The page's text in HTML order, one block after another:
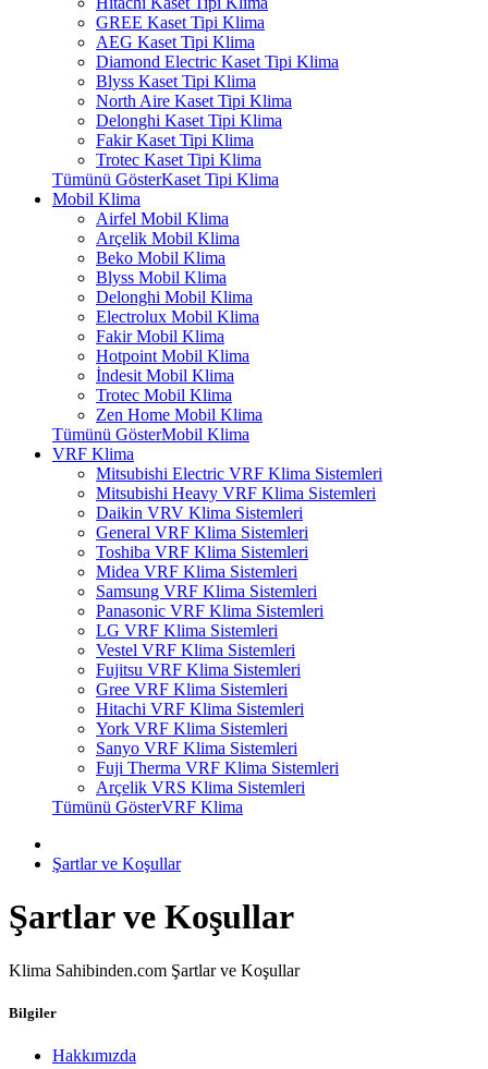
GREE Kaset Tipi Klima
AEG Kaset Tipi Klima
Diamond Electric Kaset Tipi Klima
Blyss Kaset Tipi Klima
North Aire Kaset Tipi Klima
Delonghi Kaset Tipi Klima
Fakir Kaset Tipi Klima
Trotec Kaset Tipi Klima
Tümünü GösterKaset Tipi Klima
Mobil Klima
Airfel Mobil Klima
Arçelik Mobil Klima
Beko Mobil Klima
Blyss Mobil Klima
Delonghi Mobil Klima
Electrolux Mobil Klima
Fakir Mobil Klima
Hotpoint Mobil Klima
İndesit Mobil Klima
Trotec Mobil Klima
Zen Home Mobil Klima
Tümünü GösterMobil Klima
VRF Klima
Mitsubishi Electric VRF Klima Sistemleri
Mitsubishi Heavy VRF Klima Sistemleri
Daikin VRV Klima Sistemleri
General VRF Klima Sistemleri
Toshiba VRF Klima Sistemleri
Midea VRF Klima Sistemleri
Samsung VRF Klima Sistemleri
Panasonic VRF Klima Sistemleri
LG VRF Klima Sistemleri
Vestel VRF Klima Sistemleri
Fujitsu VRF Klima Sistemleri
Gree VRF Klima Sistemleri
Hitachi VRF Klima Sistemleri
York VRF Klima Sistemleri
Sanyo VRF Klima Sistemleri
Fuji Therma VRF Klima Sistemleri
Arçelik VRS Klima Sistemleri
Tümünü GösterVRF Klima
Şartlar ve Koşullar
Şartlar ve Koşullar
Klima Sahibinden.com Şartlar ve Koşullar
Bilgiler
Hakkımızda